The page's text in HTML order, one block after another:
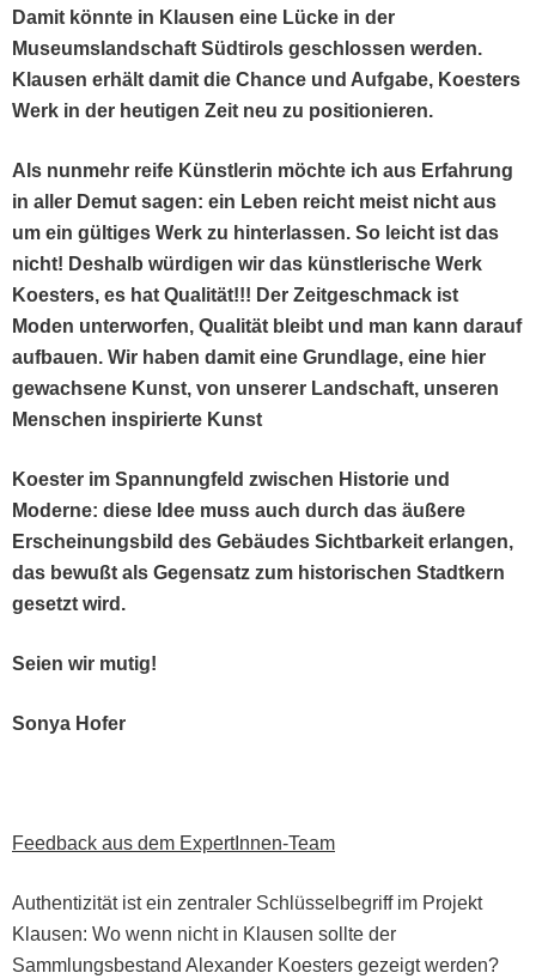
Damit kön­nte in Klausen eine Lücke in der
Muse­um­s­land­schaft Südtirols geschlossen wer­den.
Klausen erhält damit die Chance und Auf­gabe, Koesters
Werk in der heuti­gen Zeit neu zu positionieren.
Als nun­mehr reife Kün­st­lerin möchte ich aus Erfahrung
in aller Demut sagen: ein Leben reicht meist nicht aus
um ein gültiges Werk zu hin­ter­lassen. So leicht ist das
nicht! Deshalb würdi­gen wir das kün­st­lerische Werk
Koesters, es hat Qual­ität!!! Der Zeit­geschmack ist
Mod­en unter­wor­fen, Qual­ität bleibt und man kann darauf
auf­bauen. Wir haben damit eine Grund­lage, eine hier
gewach­sene Kun­st, von unser­er Land­schaft, unseren
Men­schen inspiri­erte Kunst
Koester im Span­nungfeld zwis­chen His­to­rie und
Mod­erne: diese Idee muss auch durch das äußere
Erschei­n­ungs­bild des Gebäudes Sicht­barkeit erlan­gen,
das bewußt als Gegen­satz zum his­torischen Stadtk­ern
geset­zt wird.
Seien wir mutig!
Sonya Hofer
Feed­back aus dem ExpertInnen-Team
Authen­tiz­ität ist ein zen­traler Schlüs­sel­be­griff im Pro­jekt
Klausen: Wo wenn nicht in Klausen sollte der
Samm­lungs­be­stand Alexan­der Koesters gezeigt wer­den?